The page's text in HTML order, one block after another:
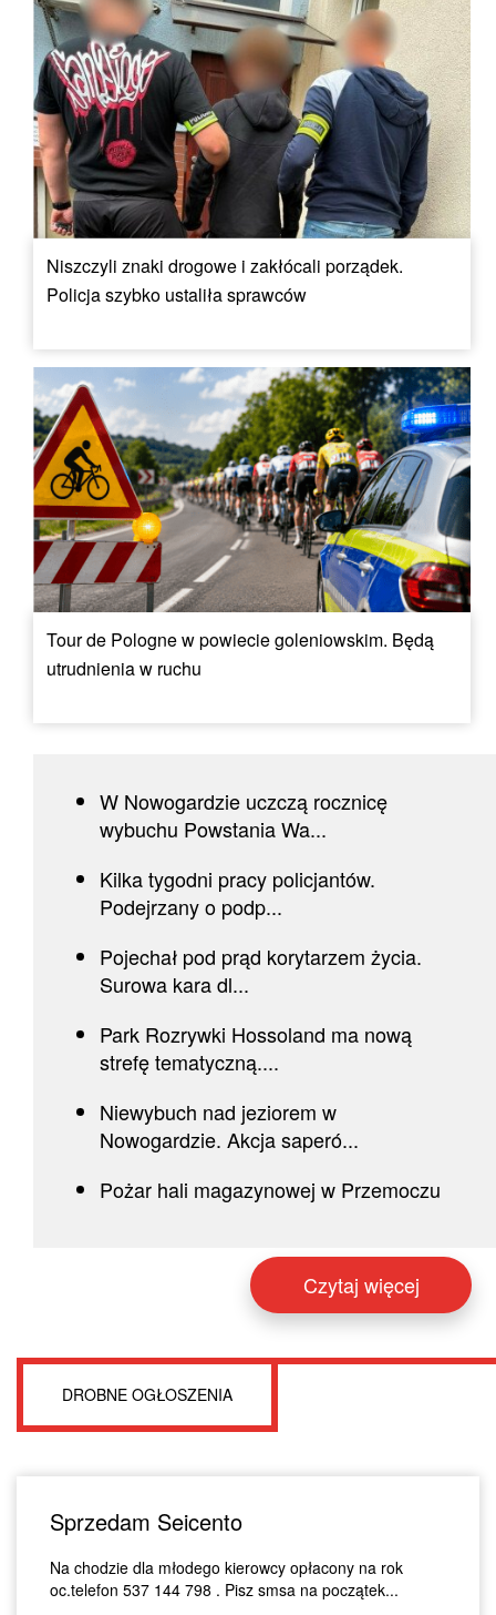
Niszczyli znaki drogowe i zakłócali porządek.
Policja szybko ustaliła sprawców
Tour de Pologne w powiecie goleniowskim. Będą
utrudnienia w ruchu
W Nowogardzie uczczą rocznicę
wybuchu Powstania Wa...
Kilka tygodni pracy policjantów.
Podejrzany o podp...
Pojechał pod prąd korytarzem życia.
Surowa kara dl...
Park Rozrywki Hossoland ma nową
strefę tematyczną....
Niewybuch nad jeziorem w
Nowogardzie. Akcja saperó...
Pożar hali magazynowej w Przemoczu
Czytaj więcej
DROBNE OGŁOSZENIA
Sprzedam Seicento
Na chodzie dla młodego kierowcy opłacony na rok
oc.telefon 537 144 798 . Pisz smsa na początek...